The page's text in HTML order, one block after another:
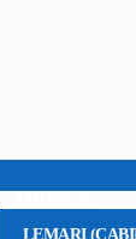
LEMARI